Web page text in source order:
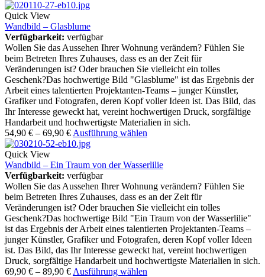
Quick View
Wandbild – Glasblume
Verfügbarkeit: verfügbar
Wollen Sie das Aussehen Ihrer Wohnung verändern? Fühlen Sie
beim Betreten Ihres Zuhauses, dass es an der Zeit für
Veränderungen ist? Oder brauchen Sie vielleicht ein tolles
Geschenk?Das hochwertige Bild "Glasblume" ist das Ergebnis der
Arbeit eines talentierten Projektanten-Teams – junger Künstler,
Grafiker und Fotografen, deren Kopf voller Ideen ist. Das Bild, das
Ihr Interesse geweckt hat, vereint hochwertigen Druck, sorgfältige
Handarbeit und hochwertigste Materialien in sich.
54,90 € – 69,90 € Ausführung wählen
Quick View
Wandbild – Ein Traum von der Wasserlilie
Verfügbarkeit: verfügbar
Wollen Sie das Aussehen Ihrer Wohnung verändern? Fühlen Sie
beim Betreten Ihres Zuhauses, dass es an der Zeit für
Veränderungen ist? Oder brauchen Sie vielleicht ein tolles
Geschenk?Das hochwertige Bild "Ein Traum von der Wasserlilie"
ist das Ergebnis der Arbeit eines talentierten Projektanten-Teams –
junger Künstler, Grafiker und Fotografen, deren Kopf voller Ideen
ist. Das Bild, das Ihr Interesse geweckt hat, vereint hochwertigen
Druck, sorgfältige Handarbeit und hochwertigste Materialien in sich.
69,90 € – 89,90 € Ausführung wählen